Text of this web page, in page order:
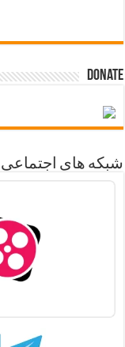
Donate
شبکه های اجتماعی